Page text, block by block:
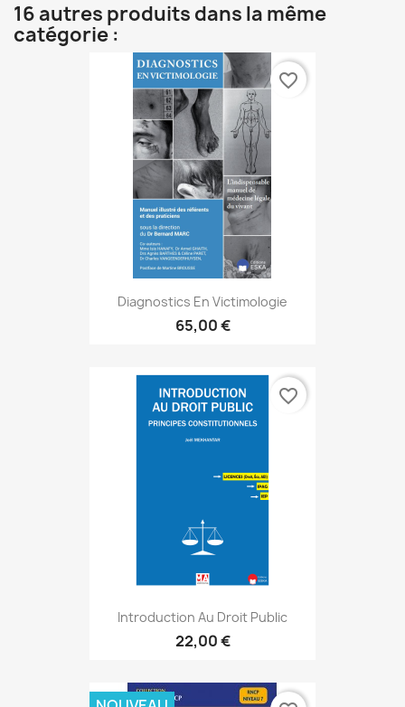
16 autres produits dans la même
catégorie :
Diagnostics En Victimologie
65,00 €
favorite_border
Introduction Au Droit Public
22,00 €
favorite_border